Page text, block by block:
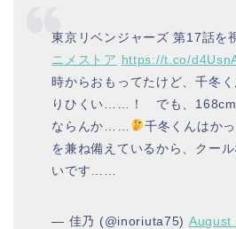
東京リベンジャーズ 第17話を
ニメストア https://t.co/
時からおもってたけど、千冬
りひくい……！ でも、168cm
ならんか……
千冬くんはか
を兼ね備えているから、クー
いです……
— 佳乃 (@inoriuta75) August